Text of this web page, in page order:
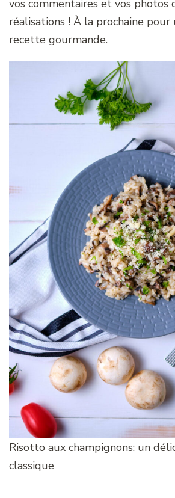
vos commentaires et vos photos
réalisations ! À la prochaine
recette gourmande.
Risotto aux champignons: un
classique